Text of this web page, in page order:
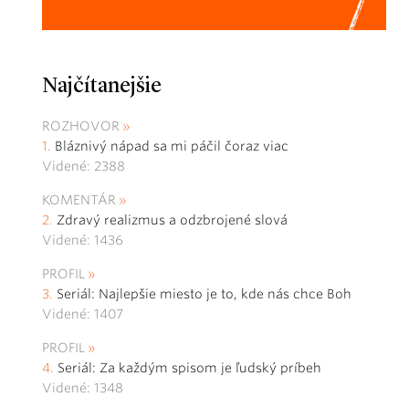
Najčítanejšie
ROZHOVOR
Bláznivý nápad sa mi páčil čoraz viac
Videné: 2388
KOMENTÁR
Zdravý realizmus a odzbrojené slová
Videné: 1436
PROFIL
Seriál: Najlepšie miesto je to, kde nás chce Boh
Videné: 1407
PROFIL
Seriál: Za každým spisom je ľudský príbeh
Videné: 1348